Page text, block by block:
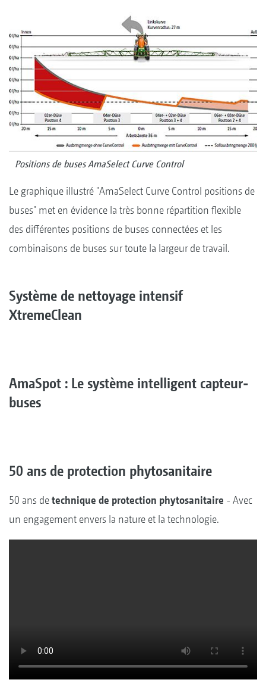
Positions de buses AmaSelect Curve Control
Le graphique illustré "AmaSelect Curve Control positions de
buses" met en évidence la très bonne répartition flexible
des différentes positions de buses connectées et les
combinaisons de buses sur toute la largeur de travail.
Système de nettoyage intensif
XtremeClean
AmaSpot : Le système intelligent capteur-
buses
50 ans de protection phytosanitaire
50 ans detechnique de protection phytosanitaire - Avec
un engagement envers la nature et la technologie.